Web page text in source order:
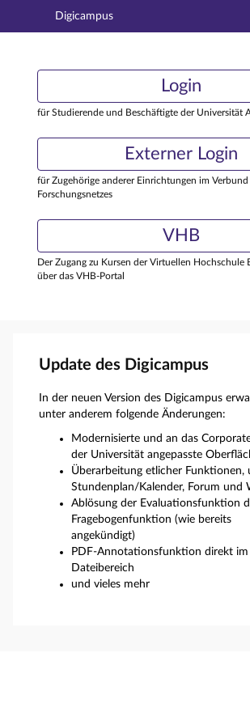
Hauptnavigation
Externer Login
Digicampus
Login
für Studierende und Beschäftigte der Universität
Externer Login
für Zugehörige anderer Einrichtungen im Verbund
Forschungsnetzes
VHB
Der Zugang zu Kursen der Virtuellen Hochschule
über das VHB-Portal
Update des Digicampus
In der neuen Version des Digicampus
unter anderem folgende Änderungen:
Modernisierte und an das
der Universität angepasste
Überarbeitung etlicher Funktionen,
Stundenplan/Kalender, Forum und
Ablösung der Evaluationsfunktion
Fragebogenfunktion (wie bereits
angekündigt)
PDF-Annotationsfunktion direkt im
Dateibereich
und vieles mehr